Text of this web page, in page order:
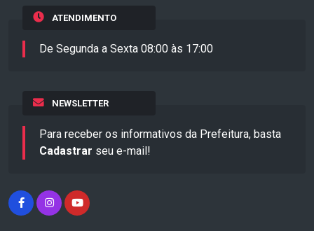
ATENDIMENTO
De Segunda a Sexta 08:00 às 17:00
NEWSLETTER
Para receber os informativos da Prefeitura, basta
Cadastrar seu e-mail!